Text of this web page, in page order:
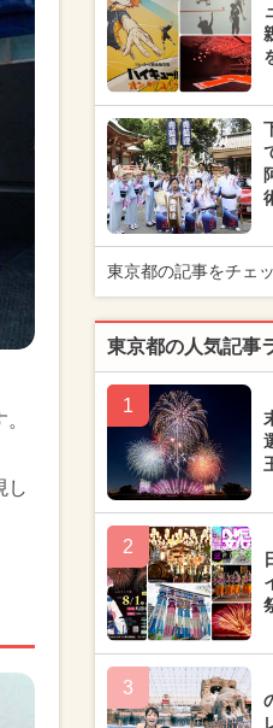
し
東京都の記事をチェ
東京都の人気記事
1
2
3